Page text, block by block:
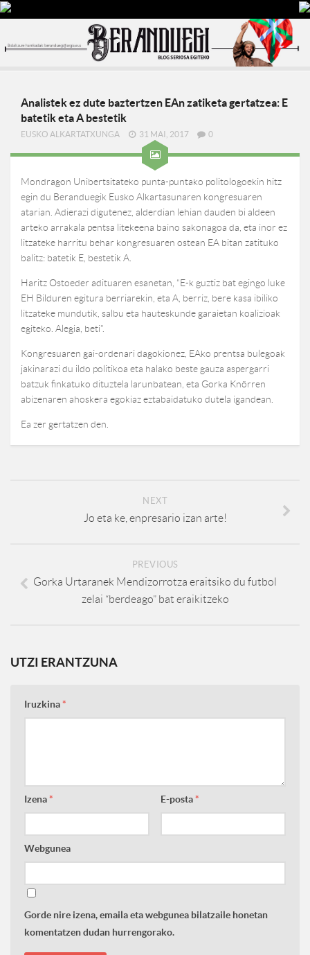
Analistek ez dute baztertzen EAn zatiketa gertatzea: E
batetik eta A bestetik
EUSKO ALKARTATXUNGA 31 MAI, 2017 0
Mondragon Unibertsitateko punta-puntako politologoekin hitz
egin du Beranduegik Eusko Alkartasunaren kongresuaren
atarian. Adierazi digutenez, alderdian lehian dauden bi aldeen
arteko arrakala pentsa litekeena baino sakonagoa da, eta inor ez
litzateke harritu behar kongresuaren ostean EA bitan zatituko
balitz: batetik E, bestetik A.
Haritz Ostoeder adituaren esanetan, “E-k guztiz bat egingo luke
EH Bilduren egitura berriarekin, eta A, berriz, bere kasa ibiliko
litzateke mundutik, salbu eta hauteskunde garaietan koalizioak
egiteko. Alegia, beti”.
Kongresuaren gai-ordenari dagokionez, EAko prentsa bulegoak
jakinarazi du ildo politikoa eta halako beste gauza aspergarri
batzuk finkatuko dituztela larunbatean, eta Gorka Knörren
abizenaren ahoskera egokiaz eztabaidatuko dutela igandean.
Ea zer gertatzen den.
NEXT
Jo eta ke, enpresario izan arte!
PREVIOUS
Gorka Urtaranek Mendizorrotza eraitsiko du futbol
zelai “berdeago” bat eraikitzeko
UTZI ERANTZUNA
Iruzkina*
Izena* E-posta*
Webgunea
Gorde nire izena, emaila eta webgunea bilatzaile honetan
komentatzen dudan hurrengorako.